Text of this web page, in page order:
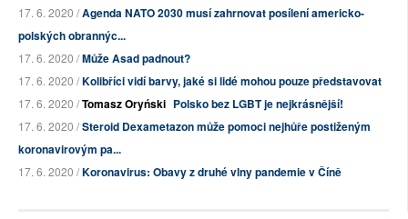
17. 6. 2020 /Agenda NATO 2030 musí zahrnovat posílení americko-
polských obrannýc...
17. 6. 2020 /Může Asad padnout?
17. 6. 2020 /Kolibříci vidí barvy, jaké si lidé mohou pouze představovat
17. 6. 2020 /Tomasz Oryński Polsko bez LGBT je nejkrásnější!
17. 6. 2020 /Steroid Dexametazon může pomoci nejhůře postiženým
koronavirovým pa...
17. 6. 2020 /Koronavirus: Obavy z druhé vlny pandemie v Číně